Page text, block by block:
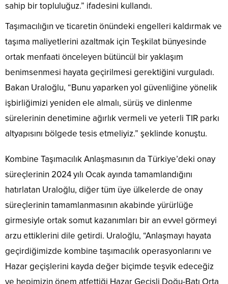
sahip bir topluluğuz.” ifadesini kullandı.
Taşımacılığın ve ticaretin önündeki engelleri kaldırmak ve
taşıma maliyetlerini azaltmak için Teşkilat bünyesinde
ortak menfaati önceleyen bütüncül bir yaklaşım
benimsenmesi hayata geçirilmesi gerektiğini vurguladı.
Bakan Uraloğlu, “Bunu yaparken yol güvenliğine yönelik
işbirliğimizi yeniden ele almalı, sürüş ve dinlenme
sürelerinin denetimine ağırlık vermeli ve yeterli TIR parkı
altyapısını bölgede tesis etmeliyiz.” şeklinde konuştu.
Kombine Taşımacılık Anlaşmasının da Türkiye’deki onay
süreçlerinin 2024 yılı Ocak ayında tamamlandığını
hatırlatan Uraloğlu, diğer tüm üye ülkelerde de onay
süreçlerinin tamamlanmasının akabinde yürürlüğe
girmesiyle ortak somut kazanımları bir an evvel görmeyi
arzu ettiklerini dile getirdi. Uraloğlu, “Anlaşmayı hayata
geçirdiğimizde kombine taşımacılık operasyonlarını ve
Hazar geçişlerini kayda değer biçimde teşvik edeceğiz
ve hepimizin önem atfettiği Hazar Geçişli Doğu-Batı Orta